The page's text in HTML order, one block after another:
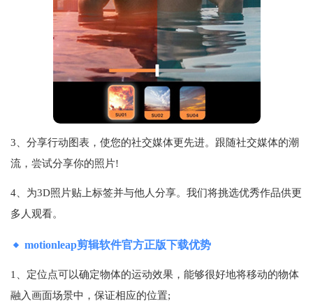
3、分享行动图表，使您的社交媒体更先进。跟随社交媒体的潮
流，尝试分享你的照片!
4、为3D照片贴上标签并与他人分享。我们将挑选优秀作品供更
多人观看。
motionleap剪辑软件官方正版下载优势
1、定位点可以确定物体的运动效果，能够很好地将移动的物体
融入画面场景中，保证相应的位置;